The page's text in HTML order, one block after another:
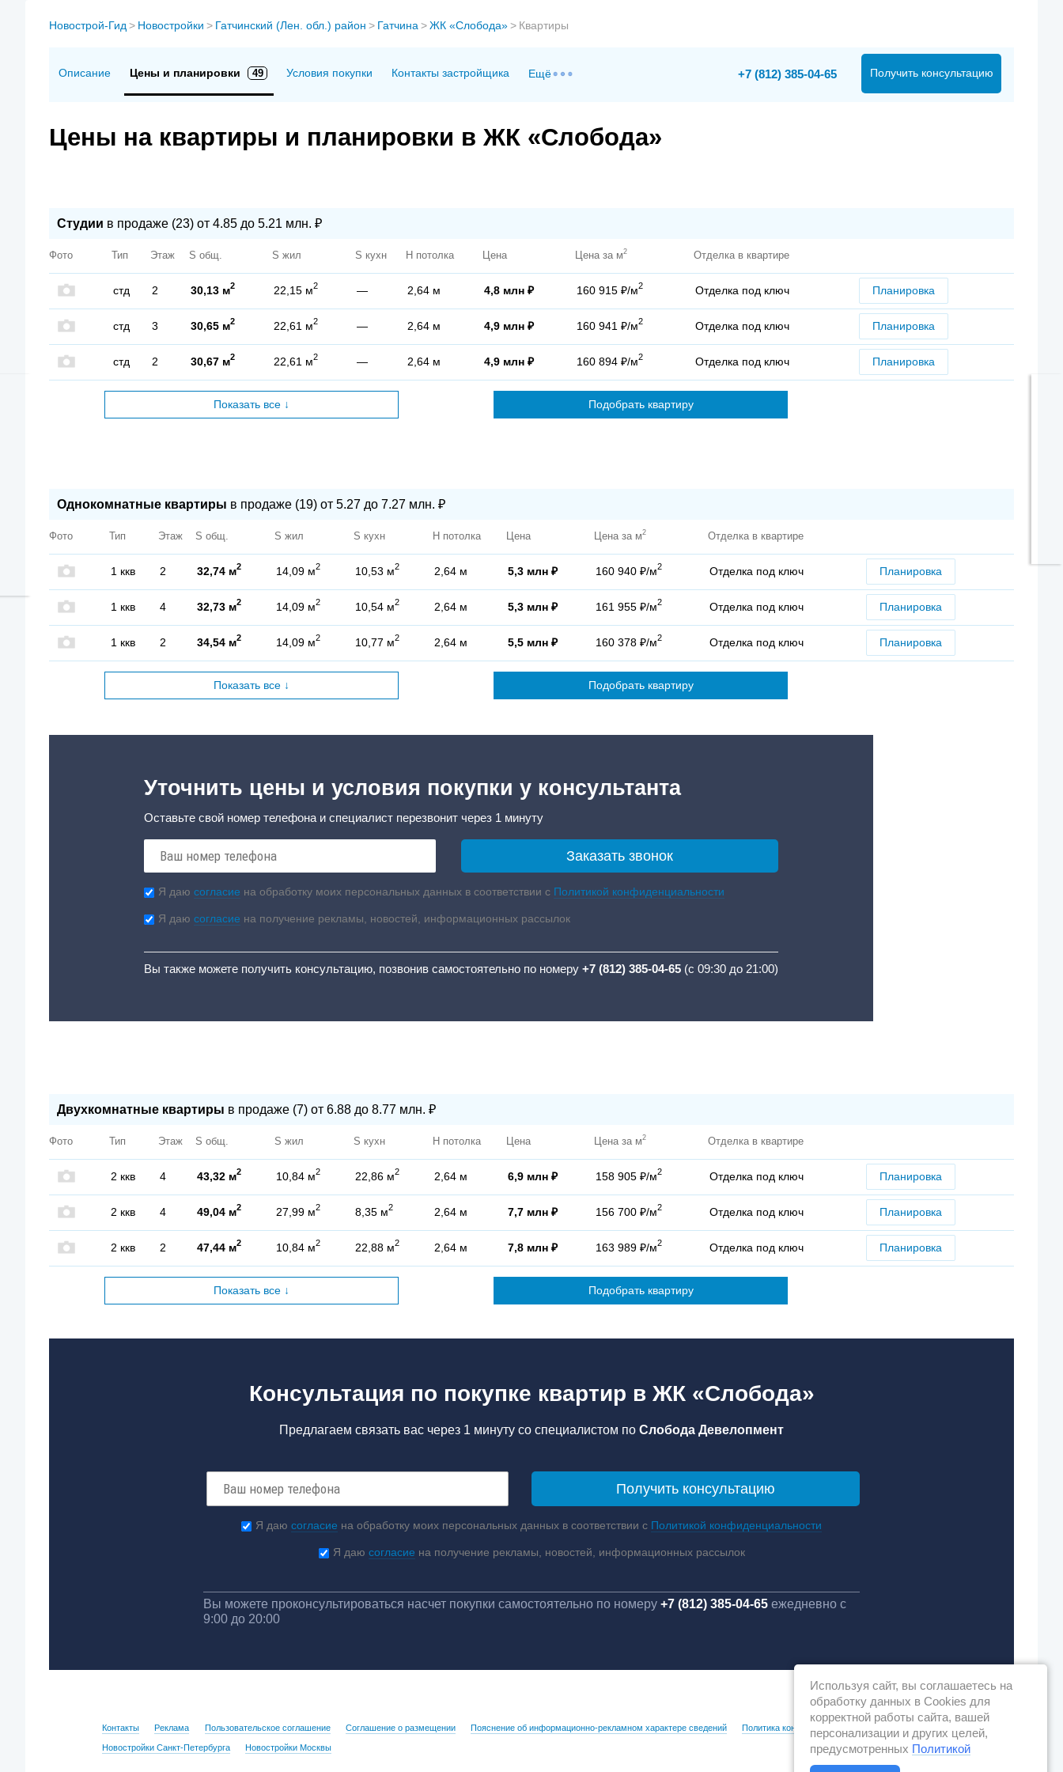
Новострой-Гид > Новостройки > Гатчинский (Лен. обл.) район > Гатчина >ЖК «Слобода»> Квартиры
Описание Цены и планировки 49 Условия покупки Контакты застройщика Ещё Получить консультацию
+7 (812) 385-04-65
Цены на квартиры и планировки в ЖК «Слобода»
Студии в продаже (23) от 4.85 до 5.21 млн. ₽
Фото Тип Этаж S общ. S жил S кухн H потолка Цена Цена за м2 Отделка в квартире
стд 2 30,13 м2 22,15 м2 — 2,64 м 4,8 млн ₽ 160 915 ₽/м2 Отделка под ключ Планировка
стд 3 30,65 м2 22,61 м2 — 2,64 м 4,9 млн ₽ 160 941 ₽/м2 Отделка под ключ Планировка
стд 2 30,67 м2 22,61 м2 — 2,64 м 4,9 млн ₽ 160 894 ₽/м2 Отделка под ключ Планировка
Показать все ↓ Подобрать квартиру
Однокомнатные квартиры в продаже (19) от 5.27 до 7.27 млн. ₽
Фото Тип Этаж S общ. S жил S кухн H потолка Цена Цена за м2 Отделка в квартире
1 ккв 2 32,74 м2 14,09 м2 10,53 м2 2,64 м 5,3 млн ₽ 160 940 ₽/м2 Отделка под ключ Планировка
1 ккв 4 32,73 м2 14,09 м2 10,54 м2 2,64 м 5,3 млн ₽ 161 955 ₽/м2 Отделка под ключ Планировка
1 ккв 2 34,54 м2 14,09 м2 10,77 м2 2,64 м 5,5 млн ₽ 160 378 ₽/м2 Отделка под ключ Планировка
Показать все ↓ Подобрать квартиру
Уточнить цены и условия покупки у консультанта
Оставьте свой номер телефона и специалист перезвонит через 1 минуту
Я даю согласие на обработку моих персональных данных в соответствии с Политикой конфиденциальности
Я даю согласие на получение рекламы, новостей, информационных рассылок
Вы также можете получить консультацию, позвонив самостоятельно по номеру +7 (812) 385-04-65 (с 09:30 до 21:00)
Двухкомнатные квартиры в продаже (7) от 6.88 до 8.77 млн. ₽
Фото Тип Этаж S общ. S жил S кухн H потолка Цена Цена за м2 Отделка в квартире
2 ккв 4 43,32 м2 10,84 м2 22,86 м2 2,64 м 6,9 млн ₽ 158 905 ₽/м2 Отделка под ключ Планировка
2 ккв 4 49,04 м2 27,99 м2 8,35 м2 2,64 м 7,7 млн ₽ 156 700 ₽/м2 Отделка под ключ Планировка
2 ккв 2 47,44 м2 10,84 м2 22,88 м2 2,64 м 7,8 млн ₽ 163 989 ₽/м2 Отделка под ключ Планировка
Показать все ↓ Подобрать квартиру
Консультация по покупке квартир в ЖК «Слобода»
Предлагаем связать вас через 1 минуту со специалистом по Слобода Девелопмент
Я даю согласие на обработку моих персональных данных в соответствии с Политикой конфиденциальности
Я даю согласие на получение рекламы, новостей, информационных рассылок
Вы можете проконсультироваться насчет покупки самостоятельно по номеру+7 (812) 385-04-65 ежедневно с
9:00 до 20:00
Контакты Реклама Пользовательское соглашение Соглашение о размещении Пояснение об информационно-рекламном характере сведений Политика конфиденциальности
Новостройки Санкт-Петербурга Новостройки Москвы
Используя сайт, вы соглашаетесь на
обработку данных в Cookies для
корректной работы сайта, вашей
персонализации и других целей,
предусмотренных Политикой